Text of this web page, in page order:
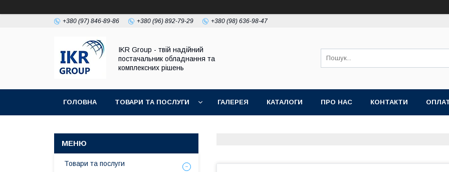
+380 (97) 846-89-86 +380 (96) 892-79-29 +380 (98) 636-98-47
IKR Group - твій надійний
постачальник обладнання та
комплексних рішень
ГОЛОВНА ТОВАРИ ТА ПОСЛУГИ ГАЛЕРЕЯ КАТАЛОГИ ПРО НАС КОНТАКТИ
Товари та послуги